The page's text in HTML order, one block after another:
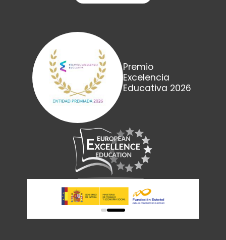
Premio
Excelencia
Educativa 2026
0 1